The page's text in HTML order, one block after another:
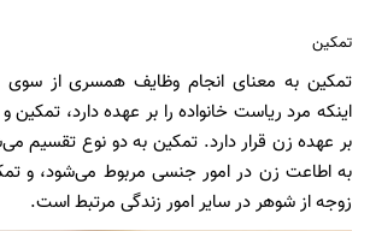
تمکین
تمکین به معنای انجام وظایف همسری از سوی
اینکه مرد ریاست خانواده را بر عهده دارد،
بر عهده زن قرار دارد. تمکین به دو نوع
به اطاعت زن در امور جنسی مربوط می‌شود، و
زوجه از شوهر در سایر امور زندگی مرتبط است.